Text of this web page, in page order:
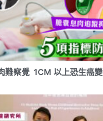
難察覺 1CM 以上恐生癌變